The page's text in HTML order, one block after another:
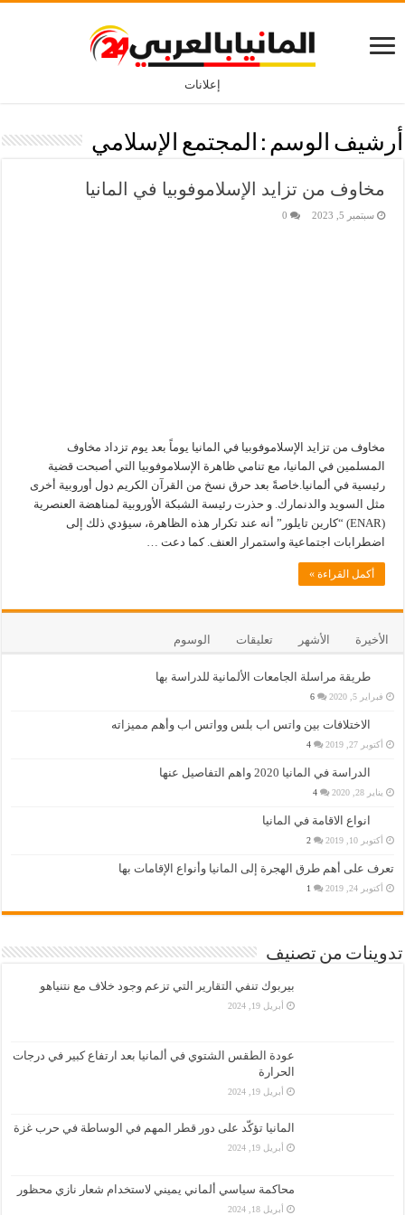
إعلانات
أرشيف الوسم : المجتمع الإسلامي
مخاوف من تزايد الإسلاموفوبيا في المانيا
سبتمبر 5, 2023 0
مخاوف من تزايد الإسلاموفوبيا في المانيا يوماً بعد يوم تزداد مخاوف
المسلمين في المانيا، مع تنامي ظاهرة الإسلاموفوبيا التي أصبحت قضية
رئيسية في ألمانيا.خاصةً بعد حرق نسخ من القرآن الكريم دول أوروبية أخرى
مثل السويد والدنمارك. و حذرت رئيسة الشبكة الأوروبية لمناهضة العنصرية
(ENAR) “كارين تايلور” أنه عند تكرار هذه الظاهرة، سيؤدي ذلك إلى
اضطرابات اجتماعية واستمرار العنف. كما دعت …
أكمل القراءة »
الأخيرة الأشهر تعليقات الوسوم
طريقة مراسلة الجامعات الألمانية للدراسة بها
فبراير 5, 2020 6
الاختلافات بين واتس اب بلس وواتس اب وأهم مميزاته
أكتوبر 27, 2019 4
الدراسة في المانيا 2020 واهم التفاصيل عنها
يناير 28, 2020 4
انواع الاقامة في المانيا
أكتوبر 10, 2019 2
تعرف على أهم طرق الهجرة إلى المانيا وأنواع الإقامات بها
أكتوبر 24, 2019 1
تدوينات من تصنيف
بيربوك تنفي التقارير التي تزعم وجود خلاف مع نتنياهو
أبريل 19, 2024
عودة الطقس الشتوي في ألمانيا بعد ارتفاع كبير في درجات
الحرارة
أبريل 19, 2024
المانيا تؤكّد على دور قطر المهم في الوساطة في حرب غزة
أبريل 19, 2024
محاكمة سياسي ألماني يميني لاستخدام شعار نازي محظور
أبريل 18, 2024